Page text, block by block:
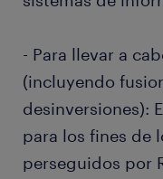
- Para llevar a
(incluyendo
desinversiones):
para los fines de
perseguidos por